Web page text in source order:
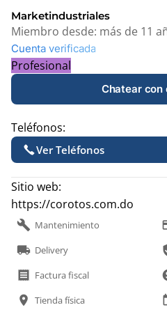
Marketindustriales
Miembro desde: más de 11
Cuenta verificada
Profesional
Chatear con
Teléfonos:
Ver Teléfonos
Sitio web:
https://corotos.com.do
build Mantenimiento
local_shipping Delivery
receipt Factura fiscal
location_on Tienda física